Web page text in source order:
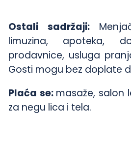
Ostali sadržaji:
limuzina, apoteka,
prodavnice, usluga
Gosti mogu bez doplate
Plaća se: masaže, salon
za negu lica i tela.